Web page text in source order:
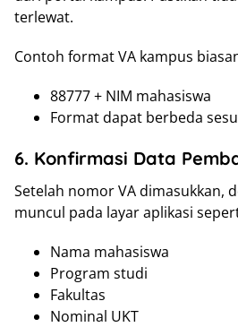
terlewat.
Contoh format VA kampus
88777 + NIM mahasiswa
Format dapat berbeda
6. Konfirmasi Data
Setelah nomor VA dimasukkan,
muncul pada layar aplikasi
Nama mahasiswa
Program studi
Fakultas
Nominal UKT